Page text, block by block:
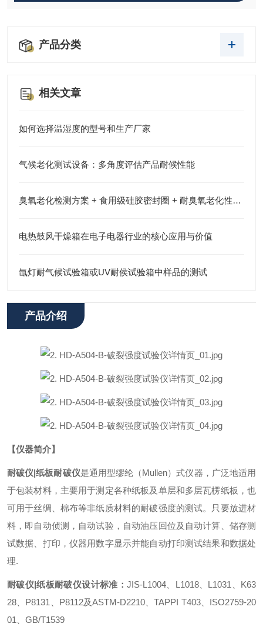
产品分类
相关文章
如何选择温湿度的型号和生产厂家
气候老化测试设备：多角度评估产品耐候性能
臭氧老化检测方案 + 食用级硅胶密封圈 + 耐臭氧老化性能检测
电热鼓风干燥箱在电子电器行业的核心应用与价值
氙灯耐气候试验箱或UV耐侯试验箱中样品的测试
产品介绍
【仪器简介】
耐破仪|纸板耐破仪是通用型缪纶（Mullen）式仪器，广泛地适用
于包装材料，主要用于测定各种纸板及单层和多层瓦楞纸板，也
可用于丝绸、棉布等非纸质材料的耐破强度的测试。只要放进材
料，即自动侦测，自动试验，自动油压回位及自动计算、储存测
试数据、打印，仪器用数字显示并能自动打印测试结果和数据处
理.
耐破仪|纸板耐破仪设计标准： JIS-L1004、L1018、L1031、K63
28、P8131、P8112及ASTM-D2210、TAPPI T403、ISO2759-20
01、GB/T1539